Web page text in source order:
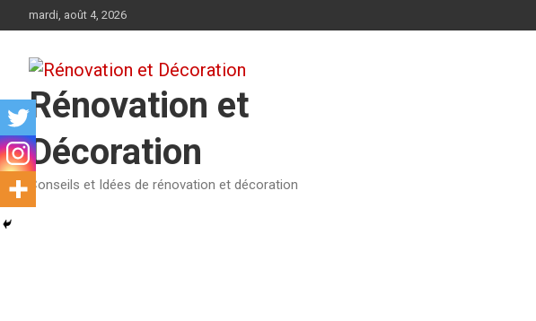
au
mardi, août 4, 2026
Rénovation et
Décoration
Conseils et Idées de rénovation et décoration